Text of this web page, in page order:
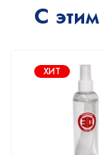
С
ХИТ